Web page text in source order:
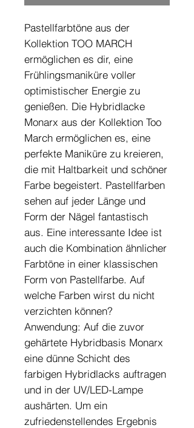
Pastellfarbtöne aus der
Kollektion TOO MARCH
ermöglichen es dir, eine
Frühlingsmaniküre voller
optimistischer Energie zu
genießen. Die Hybridlacke
Monarx aus der Kollektion Too
March ermöglichen es, eine
perfekte Maniküre zu kreieren,
die mit Haltbarkeit und schöner
Farbe begeistert. Pastellfarben
sehen auf jeder Länge und
Form der Nägel fantastisch
aus. Eine interessante Idee ist
auch die Kombination ähnlicher
Farbtöne in einer klassischen
Form von Pastellfarbe. Auf
welche Farben wirst du nicht
verzichten können?
Anwendung: Auf die zuvor
gehärtete Hybridbasis Monarx
eine dünne Schicht des
farbigen Hybridlacks auftragen
und in der UV/LED-Lampe
aushärten. Um ein
zufriedenstellendes Ergebnis